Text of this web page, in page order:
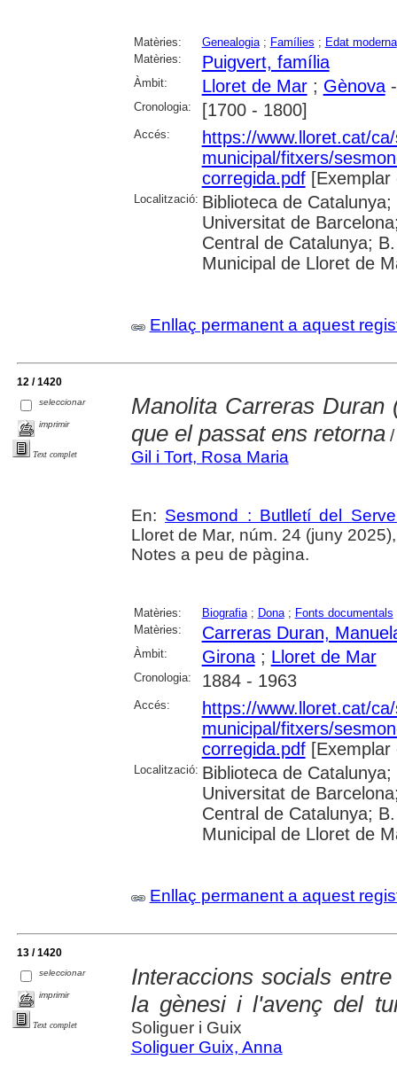
Matèries: Genealogia; Famílies ; Edat moderna
Matèries:
Puigvert, família
Àmbit: Lloret de Mar; Gènova-
Cronologia: [1700 - 1800]
Accés:
https://www.lloret.cat/
municipal/fitxers/
corregida.pdf[Exemplar
Localització: Biblioteca de
Universitat de
Central de Catalunya;
Municipal de Lloret de
Enllaç permanent a aquest
12 / 1420
seleccionar
imprimir
Text complet
Manolita Carreras Duran
que el passat ens retorna/
Gil i Tort, Rosa Maria
En: Sesmond : Butlletí del
Lloret de Mar, núm. 24 (juny
Notes a peu de pàgina.
Matèries: Biografia; Dona; Fonts documentals
Matèries:
Carreras Duran,
Àmbit: Girona; Lloret de Mar
Cronologia: 1884 - 1963
Accés:
https://www.lloret.cat/
municipal/fitxers/
corregida.pdf[Exemplar
Localització: Biblioteca de
Universitat de
Central de Catalunya;
Municipal de Lloret de
Enllaç permanent a aquest
13 / 1420
seleccionar
imprimir
Text complet
Interaccions socials
la gènesi i l'avenç del
Soliguer i Guix
Soliguer Guix, Anna